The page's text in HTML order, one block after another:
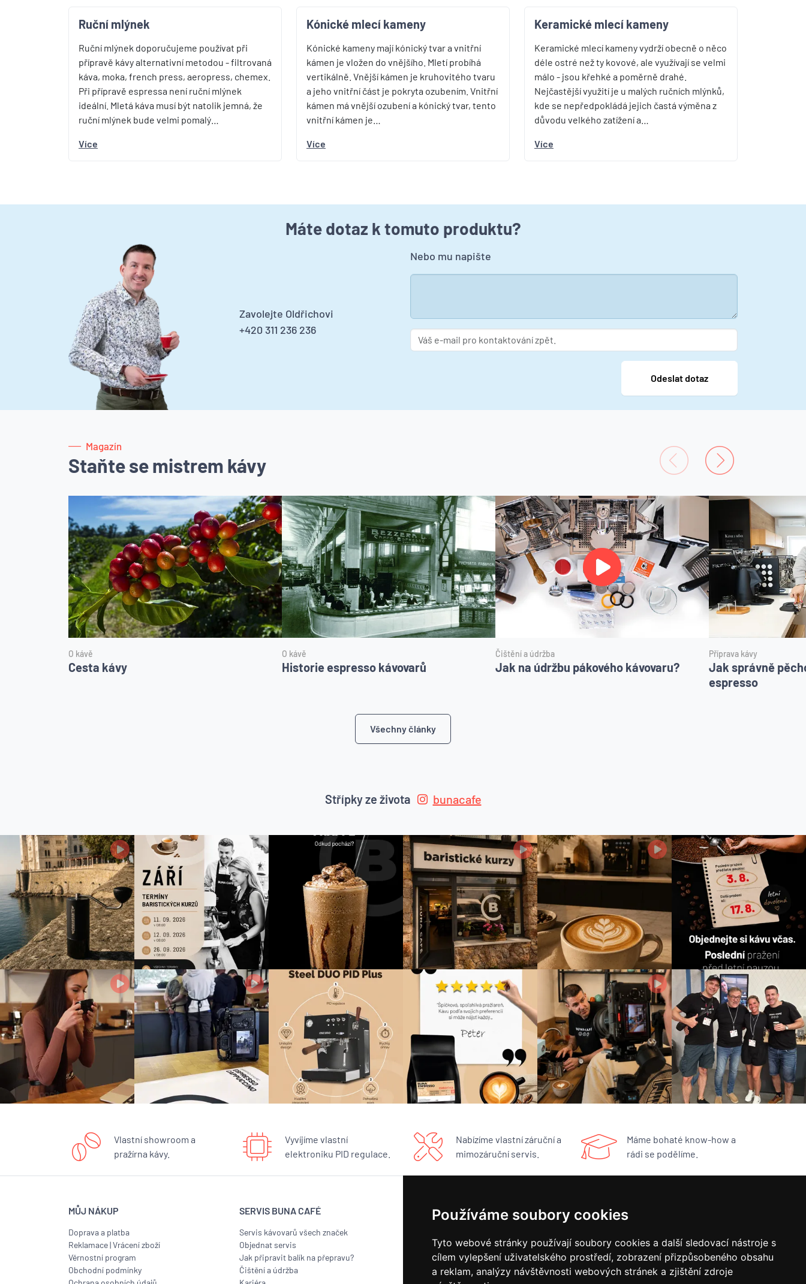
Používáme soubory cookies
Tyto webové stránky používají soubory cookies a další sledovací nástroje s
cílem vylepšení uživatelského prostředí, zobrazení přizpůsobeného obsahu
a reklam, analýzy návštěvnosti webových stránek a zjištění zdroje
Ruční mlýnek
Ruční mlýnek doporučujeme používat při
přípravě kávy alternativní metodou - filtrovaná
káva, moka, french press, aeropress, chemex.
Při přípravě espressa není ruční mlýnek
ideální. Mletá káva musí být natolik jemná, že
ruční mlýnek bude velmi pomalý…
Více
Kónické mlecí kameny
Kónické kameny mají kónický tvar a vnitřní
kámen je vložen do vnějšího. Mletí probíhá
vertikálně. Vnější kámen je kruhovitého tvaru
a jeho vnitřní část je pokryta ozubením. Vnitřní
kámen má vnější ozubení a kónický tvar, tento
vnitřní kámen je…
Více
Keramické mlecí kameny
Keramické mlecí kameny vydrží obecně o něco
déle ostré než ty kovové, ale využívají se velmi
málo - jsou křehké a poměrně drahé.
Nejčastější využití je u malých ručních mlýnků,
kde se nepředpokládá jejich častá výměna z
důvodu velkého zatížení a…
Více
Máte dotaz k tomuto produktu?
Zavolejte Oldřichovi
+420 311 236 236
Nebo mu napište
Magazín
Staňte se mistrem kávy
O kávě
Cesta kávy
O kávě
Historie espresso kávovarů
Čištění a údržba
Jak na údržbu pákového kávovaru?
Příprava kávy
Jak správně
espresso
Všechny články
Střípky ze života bunacafe
Vlastní showroom a
pražírna kávy.
Vyvíjíme vlastní
elektroniku PID regulace.
Nabízíme vlastní záruční a
mimozáruční servis.
Máme bohaté know-how a
rádi se podělíme.
MŮJ NÁKUP
Doprava a platba
Reklamace|Vrácení zboží
Věrnostní program
Obchodní podmínky
SERVIS BUNA CAFÉ
Servis kávovarů všech značek
Objednat servis
Jak připravit balík na přepravu?
Čištění a údržba
BUNA CAFÉ
Pražírna
Náš příběh
Kontakt
RYCHLÝ KONTAKT
Havlíčkovo náměstí 15/31
252 19 Rudná u Prahy
obchod@bunacafe.cz